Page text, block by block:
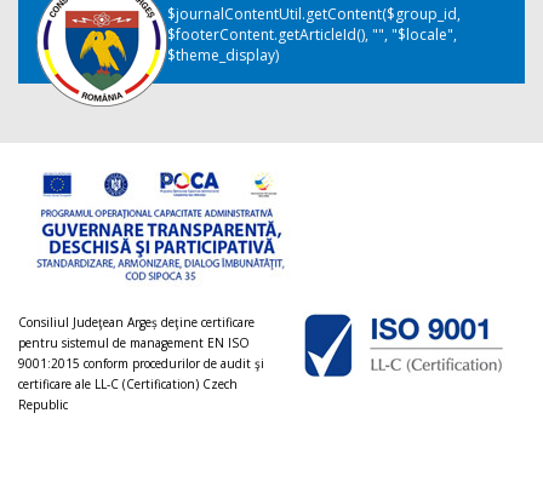
$journalContentUtil.getContent($group_id,
$footerContent.getArticleId(), "", "$locale",
$theme_display)
Consiliul Judeţean Argeș deţine certificare
pentru sistemul de management EN ISO
9001:2015 conform procedurilor de audit şi
certificare ale LL-C (Certification) Czech
Republic